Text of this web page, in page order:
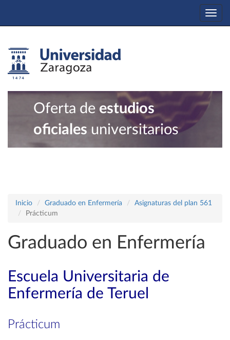
Oferta de estudios
oficiales universitarios
Inicio Graduado en Enfermería
Asignaturas del plan 561
Prácticum
Graduado en Enfermería
Escuela Universitaria de
Enfermería de Teruel
Prácticum